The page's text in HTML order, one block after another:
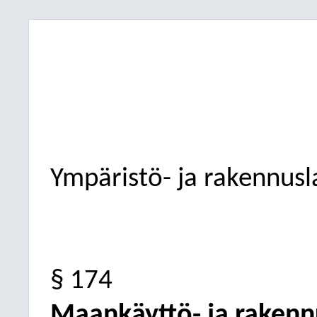
Ympäristö- ja
§ 174